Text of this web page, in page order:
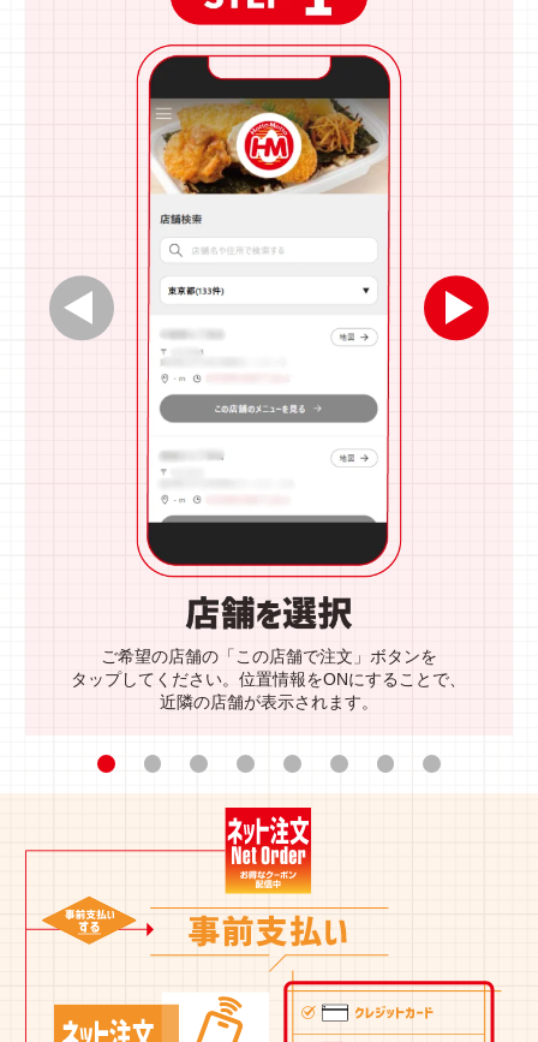
ご希望の店舗の「この店舗で注文」ボタンを
タップしてください。位置情報をONにすることで、
近隣の店舗が表示されます。